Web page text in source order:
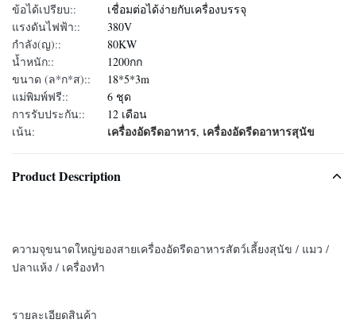
ข้อได้เปรียบ::
เชื่อมต่อได้ง่ายกับเครื่องบรรจุ
แรงดันไฟฟ้า::
380V
กำลัง(ญ)::
80KW
น้ำหนัก::
1200กก
ขนาด (ล*ก*ส)::
18*5*3m
แม่พิมพ์ฟรี::
6 ชุด
การรับประกัน::
12 เดือน
เน้น:
เครื่องอัดรีดอาหาร, เครื่องอัดรีดอาหารสุนัข
Product Description
ความจุขนาดใหญ่ของสายเครื่องอัดรีดอาหารสัตว์เลี้ยงสุนัข / แมว /
ปลาแห้ง / เครื่องทำ
รายละเอียดสินค้า